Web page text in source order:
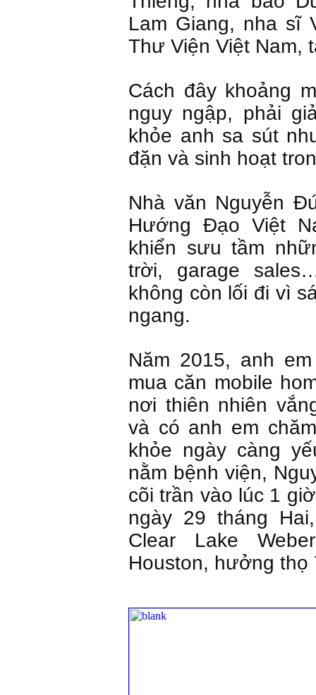
Lam Giang, nha sĩ
Thư Viện Việt Nam,
Cách đây khoảng
nguy ngập, phải
khỏe anh sa sút
đặn và sinh hoạt
Nhà văn Nguyễn
Hướng Đạo Việt
khiển sưu tầm
trời, garage
không còn lối đi vì
ngang.
Năm 2015, anh
mua căn mobile
nơi thiên nhiên
và có anh em
khỏe ngày càng
nằm bệnh viện,
cõi trần vào lúc 1
ngày 29 tháng
Clear Lake
Houston, hưởng thọ